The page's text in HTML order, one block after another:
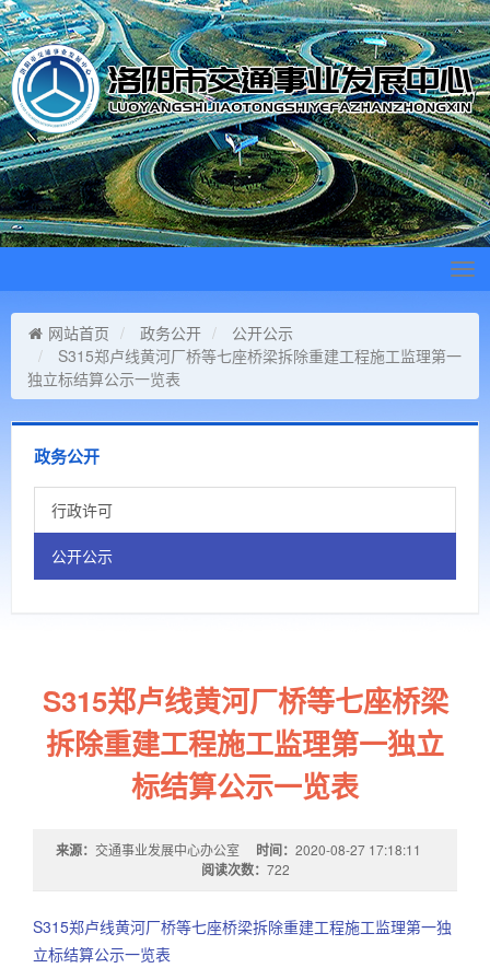
网站首页
政务公开
公开公示
S315郑卢线黄河厂桥等七座桥梁拆除重建工程施工监理第一
独立标结算公示一览表
政务公开
行政许可
公开公示
S315郑卢线黄河厂桥等七座桥梁
拆除重建工程施工监理第一独立
标结算公示一览表
来源： 交通事业发展中心办公室 时间： 2020-08-27 17:18:11
阅读次数： 722
S315郑卢线黄河厂桥等七座桥梁拆除重建工程施工监理第一独
立标结算公示一览表